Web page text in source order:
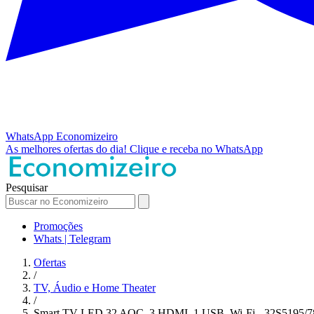
WhatsApp Economizeiro
As melhores ofertas do dia! Clique e receba no WhatsApp
Pesquisar
Promoções
Whats | Telegram
Ofertas
/
TV, Áudio e Home Theater
/